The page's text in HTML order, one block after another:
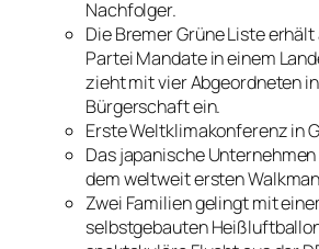
Nachfolger.
Die Bremer Grüne Liste
Partei Mandate in einem
zieht mit vier Abgeordneten
Bürgerschaft ein.
Erste Weltklimakonferenz in
Das japanische
dem weltweit ersten
Zwei Familien gelingt mit
selbstgebauten